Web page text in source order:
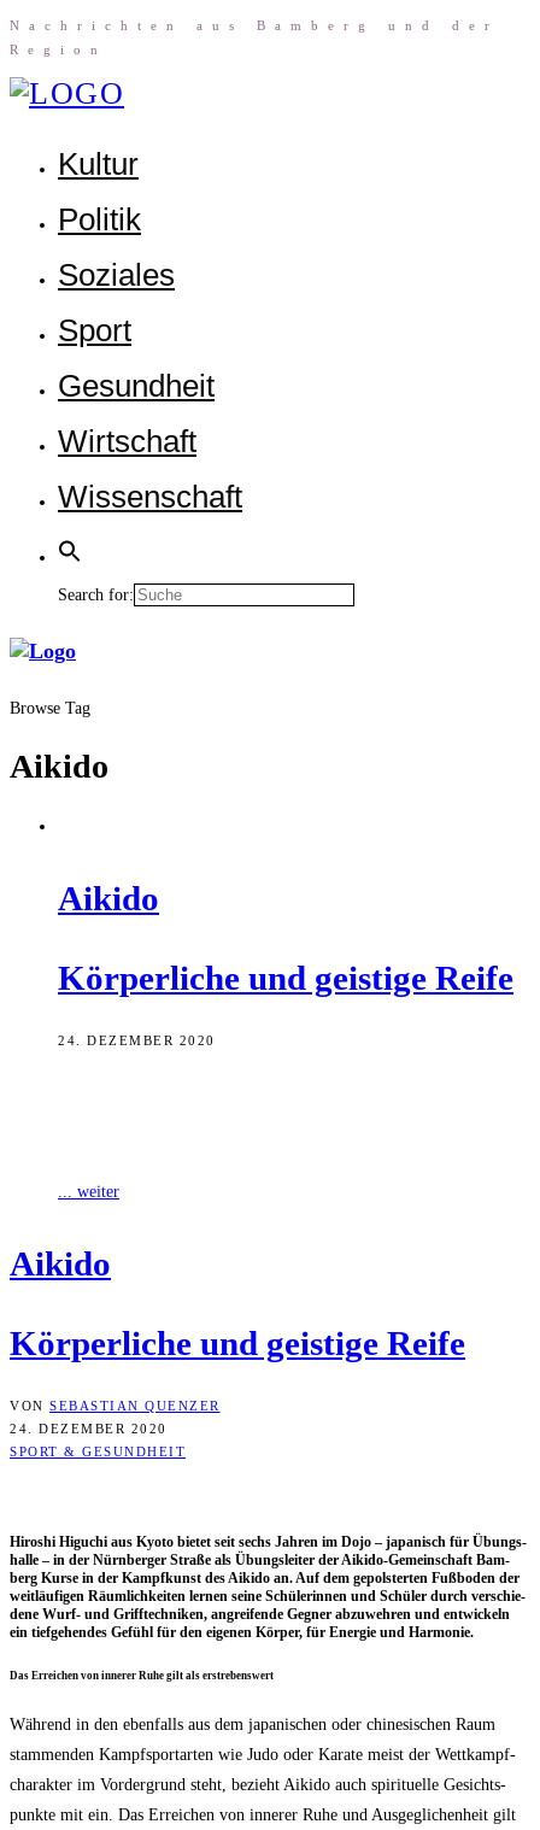
Nach­rich­ten aus Bam­berg und der
Region
Kul­tur
Poli­tik
Sozia­les
Sport
Gesund­heit
Wirt­schaft
Wis­sen­schaft
Search for:
Browse Tag
Aikido
Aiki­do
Kör­per­li­che und geis­ti­ge Reife
24. DEZEMBER 2020
... weiter
Aiki­do
Kör­per­li­che und geis­ti­ge Reife
VON SEBASTIAN QUENZER
24. DEZEMBER 2020
SPORT & GESUNDHEIT
Hiro­shi Higuchi aus Kyo­to bie­tet seit sechs Jah­ren im Dojo – japa­nisch für Übungs­
hal­le – in der Nürn­ber­ger Stra­ße als Übungs­lei­ter der Aiki­do-Gemein­schaft Bam­
berg Kur­se in der Kampf­kunst des Aiki­do an. Auf dem gepols­ter­ten Fuß­bo­den der
weit­läu­fi­gen Räum­lich­kei­ten ler­nen sei­ne Schü­le­rin­nen und Schü­ler durch ver­schie­
de­ne Wurf- und Griff­tech­ni­ken, angrei­fen­de Geg­ner abzu­weh­ren und ent­wi­ckeln
ein tief­ge­hen­des Gefühl für den eige­nen Kör­per, für Ener­gie und Harmonie.
Das Errei­chen von inne­rer Ruhe gilt als erstrebenswert
Wäh­rend in den eben­falls aus dem japa­ni­schen oder chi­ne­si­schen Raum
stam­men­den Kampf­sport­ar­ten wie Judo oder Kara­te meist der Wett­kampf­
cha­rak­ter im Vor­der­grund steht, bezieht Aiki­do auch spi­ri­tu­el­le Gesichts­
punk­te mit ein. Das Errei­chen von inne­rer Ruhe und Aus­ge­gli­chen­heit gilt